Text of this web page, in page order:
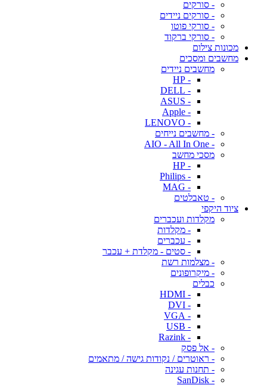
- סורקים
- סורקים ניידים
- סורקי פוטו
- סורקי ברקוד
מכונות צילום
מחשבים ומסכים
מחשבים ניידים
- HP
- DELL
- ASUS
- Apple
- LENOVO
- מחשבים נייחים
- AIO - All In One
מסכי מחשב
- HP
- Philips
- MAG
- טאבלטים
ציוד היקפי
מקלדות ועכברים
- מקלדות
- עכברים
- סטים - מקלדת + עכבר
- מצלמות רשת
- מיקרופונים
כבלים
- HDMI
- DVI
- VGA
- USB
- Razink
- אל פסק
- ראוטרים / נקודות גישה / מתאמים
- תחנות עגינה
- SanDisk